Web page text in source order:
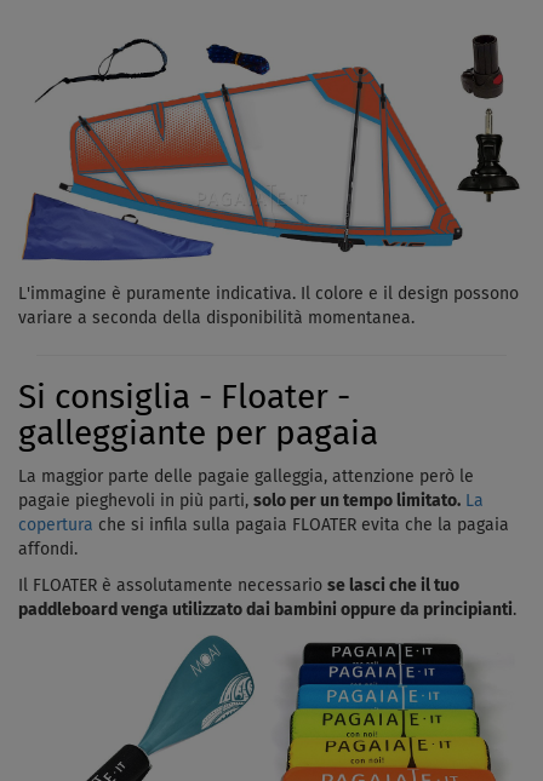
L'immagine è puramente indicativa. Il colore e il design possono
variare a seconda della disponibilità momentanea.
Si consiglia - Floater -
galleggiante per pagaia
La maggior parte delle pagaie galleggia, attenzione però le
pagaie pieghevoli in più parti, solo per un tempo limitato. La
copertura che si infila sulla pagaia FLOATER evita che la pagaia
affondi.
Il FLOATER è assolutamente necessario se lasci che il tuo
paddleboard venga utilizzato dai bambini oppure da principianti.